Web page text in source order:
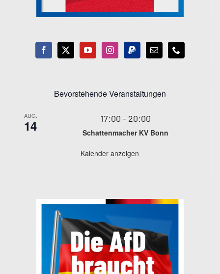
Bevorstehende Veranstaltungen
AUG.
14 17:00 - 20:00
Schattenmacher KV Bonn
Kalender anzeigen